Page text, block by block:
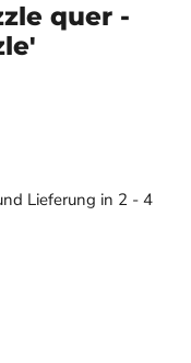
quer -
Lieferung in 2 - 4